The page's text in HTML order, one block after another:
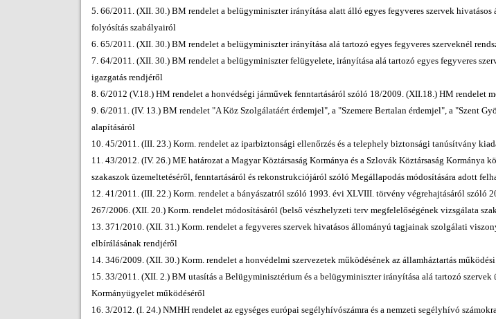
5. 66/2011. (XII. 30.) BM rendelet a belügyminiszter irányítása alatt álló egyes fegyveres szervek
folyósítás szabályairól
6. 65/2011. (XII. 30.) BM rendelet a belügyminiszter irányítása alá tartozó egyes fegyveres szerveknél
7. 64/2011. (XII. 30.) BM rendelet a belügyminiszter felügyelete, irányítása alá tartozó egyes fegyveres
igazgatás rendjéről
8. 6/2012 (V.18.) HM rendelet a honvédségi járművek fenntartásáról szóló 18/2009. (XII.18.) HM rendelet
9. 6/2011. (IV. 13.) BM rendelet "A Köz Szolgálatáért érdemjel", a "Szemere Bertalan érdemjel", a "Szent
alapításáról
10. 45/2011. (III. 23.) Korm. rendelet az iparbiztonsági ellenőrzés és a telephely biztonsági tanúsítvány
11. 43/2012. (IV. 26.) ME határozat a Magyar Köztársaság Kormánya és a Szlovák Köztársaság
szakaszok üzemeltetéséről, fenntartásáról és rekonstrukciójáról szóló Megállapodás módosítására adott
12. 41/2011. (III. 22.) Korm. rendelet a bányászatról szóló 1993. évi XLVIII. törvény végrehajtásáról
267/2006. (XII. 20.) Korm. rendelet módosításáról (belső vészhelyzeti terv megfelelőségének vizsgálata
13. 371/2010. (XII. 31.) Korm. rendelet a fegyveres szervek hivatásos állományú tagjainak szolgálati
elbírálásának rendjéről
14. 346/2009. (XII. 30.) Korm. rendelet a honvédelmi szervezetek működésének az államháztartás
15. 33/2011. (XII. 2.) BM utasítás a Belügyminisztérium és a belügyminiszter irányítása alá tartozó
Kormányügyelet működéséről
16. 3/2012. (I. 24.) NMHH rendelet az egységes európai segélyhívószámra és a nemzeti segélyhívó